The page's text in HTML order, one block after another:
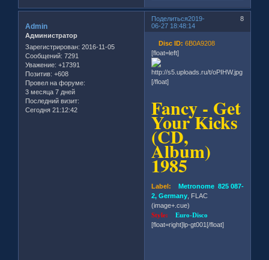
Поделиться 8
2019-
06-27 18:48:14
Admin
Администратор
Зарегистрирован: 2016-11-05
Сообщений: 7291
Уважение: +17391
Позитив: +608
Провел на форуме:
3 месяца 7 дней
Последний визит:
Сегодня 21:12:42
Disc ID: 6B0A9208
[float=left]
[/float]
Fancy - Get
Your Kicks
(CD,
Album)
1985
Label: Metronome 825 087-
2, Germany, FLAC
(image+.cue)
Style:Euro-Disco
[float=right]lp-gt001[/float]